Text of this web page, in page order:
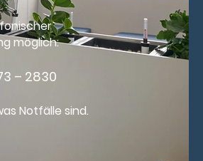
möglich:
– 2830
Notfälle sind.